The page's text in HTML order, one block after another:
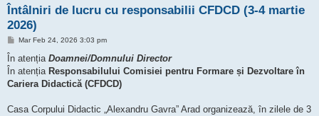
Întâlniri de lucru cu responsabilii CFDCD (3-4 martie
2026)
M
s
Mar Feb 24, 2026 3:03 pm
În atenția Doamnei/Domnului Director
În atenția Responsabilului Comisiei pentru Formare și Dezvoltare în
Cariera Didactică (CFDCD)
Casa Corpului Didactic „Alexandru Gavra” Arad organizează, în zilele de 3